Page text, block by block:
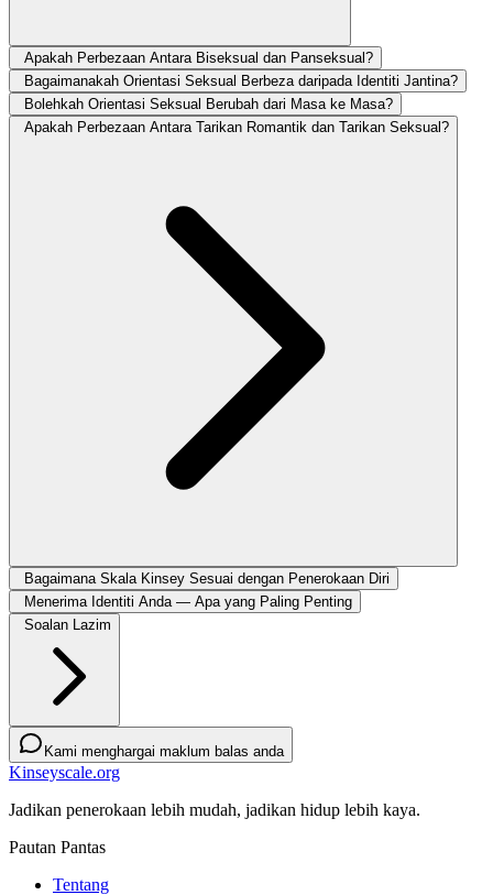
Apakah Perbezaan Antara Biseksual dan Panseksual?
Bagaimanakah Orientasi Seksual Berbeza daripada Identiti Jantina?
Bolehkah Orientasi Seksual Berubah dari Masa ke Masa?
Apakah Perbezaan Antara Tarikan Romantik dan Tarikan Seksual?
Bagaimana Skala Kinsey Sesuai dengan Penerokaan Diri
Menerima Identiti Anda — Apa yang Paling Penting
Soalan Lazim
Kami menghargai maklum balas anda
Kinseyscale.org
Jadikan penerokaan lebih mudah, jadikan hidup lebih kaya.
Pautan Pantas
Tentang